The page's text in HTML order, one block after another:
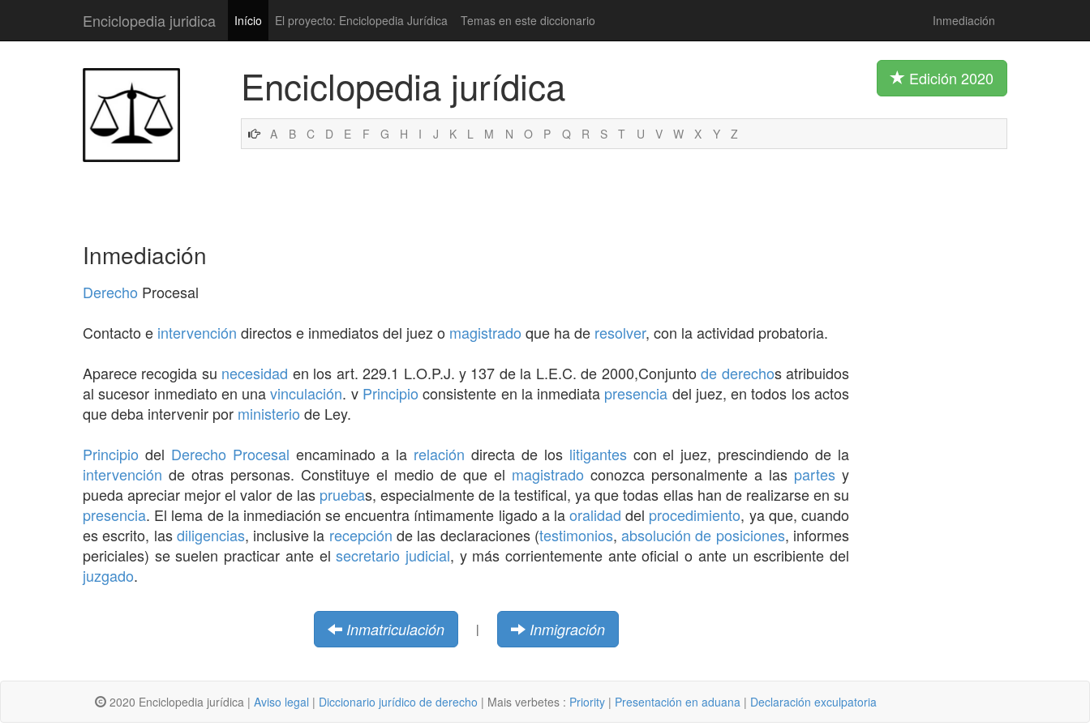
Enciclopedia juridica Início El proyecto: Enciclopedia Jurídica Temas en este diccionario Inmediación
Enciclopedia jurídica Edición 2020
A B C D E F G H I J K L M N O P Q R S T U V W X Y Z
Inmediación
Derecho Procesal
Contacto e intervención directos e inmediatos del juez o magistrado que ha de resolver, con la actividad probatoria.
Aparece recogida su necesidad en los art. 229.1 L.O.P.J. y 137 de la L.E.C. de 2000,Conjuntode derechos atribuidos
al sucesor inmediato en unavinculación. v Principio consistente en la inmediata presencia del juez, en todos los actos
que deba intervenir por ministerio de Ley.
Principio del Derecho Procesal encaminado a la relación directa de los litigantescon el juez, prescindiendo de la
intervención de otras personas. Constituye el medio de que el magistrado conozca personalmente a las partes y
pueda apreciar mejor el valor de las pruebas, especialmente de la testifical, ya que todas ellas han de realizarse en su
presencia. El lema de la inmediación se encuentra íntimamente ligado a laoralidad del procedimiento, ya que, cuando
es escrito, lasdiligencias, inclusive la recepción de las declaraciones (testimonios,absolución de posiciones, informes
periciales) se suelen practicar ante elsecretario judicial, y más corrientemente ante oficial o ante un escribiente del
juzgado.
Inmatriculación | Inmigración
2020 Enciclopedia jurídica | Aviso legal | Diccionario jurídico de derecho | Mais verbetes : Priority | Presentación en aduana | Declaración exculpatoria